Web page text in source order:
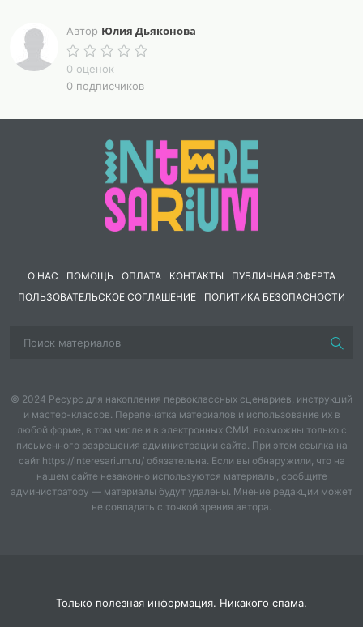
Автор Юлия Дьяконова
0 оценок
0 подписчиков
О НАС ПОМОЩЬ ОПЛАТА КОНТАКТЫ
ПУБЛИЧНАЯ ОФЕРТА
ПОЛЬЗОВАТЕЛЬСКОЕ СОГЛАШЕНИЕ
ПОЛИТИКА БЕЗОПАСНОСТИ
© 2024 Ресурс для накопления первоклассных сценариев, инструкций
и мастер-классов. Перепечатка материалов и использование их в
любой форме, в том числе и в электронных СМИ, возможны только с
письменного разрешения администрации сайта. При этом ссылка на
сайт https://interesarium.ru/ обязательна. Если вы обнаружили, что на
нашем сайте незаконно используются материалы, сообщите
администратору — материалы будут удалены. Мнение редакции может
не совпадать с точкой зрения автора.
Только полезная информация. Никакого спама.